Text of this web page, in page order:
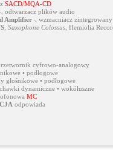
SACD/MQA-CD
⸜ odtwarzacz plików audio
Amplifier ⸜ wzmacniacz zintegrowany
Saxophone Colossus , Hemiolia
cyfrowo-analogowy
• podłogowe
głośnikowe • podłogowe
dynamiczne • wokółuszne
MC
odpowiada